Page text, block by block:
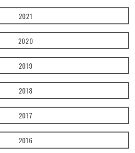
2021
2020
2019
2018
2017
2016